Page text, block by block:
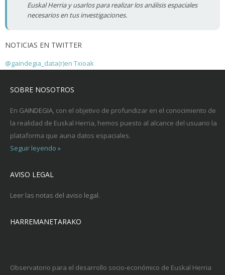
Euskal Herria y usarlos para realizar los análisis espaciales
necesarios en tus investigaciones.
NOTICIAS EN TWITTER
@gaindegia_data(r)en Txioak
SOBRE NOSOTROS
En GAINDEGIA, con el objetivo de profundizar en el conocimiento de
la realidad de Euskal Herria, hemos puesto al alcance del usuario la
plataforma que auna datos espaciales.
Seguir leyendo »
AVISO LEGAL
Leer las notas del aviso legal.
HARREMANETARAKO
Observatorio para el desarrollo socio-económico de Euskal Herria